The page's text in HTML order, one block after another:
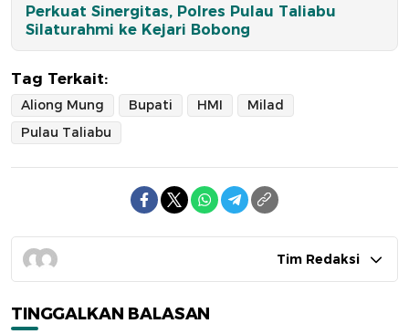
Perkuat Sinergitas, Polres Pulau Taliabu
Silaturahmi ke Kejari Bobong
Tag Terkait:
Aliong Mung Bupati HMI
Milad
Pulau Taliabu
Tim Redaksi
TINGGALKAN BALASAN